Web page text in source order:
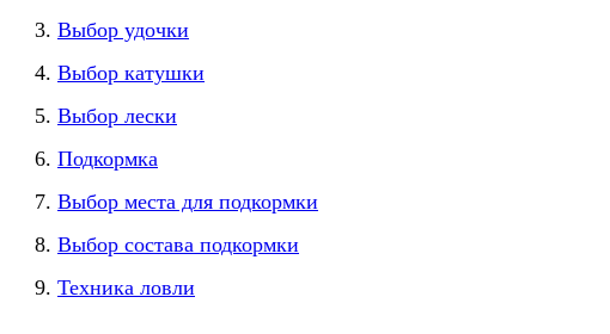
Выбор удочки
Выбор катушки
Выбор лески
Подкормка
Выбор места для подкормки
Выбор состава подкормки
Техника ловли